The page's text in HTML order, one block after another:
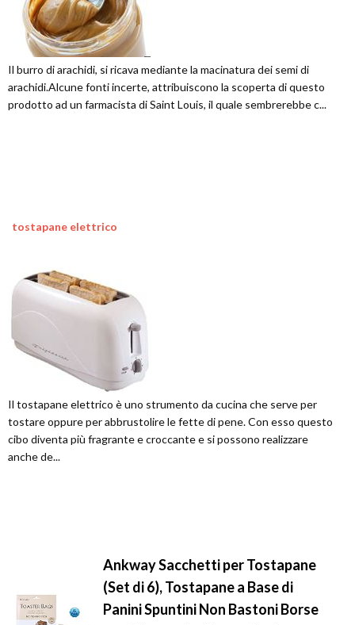
Il burro di arachidi, si ricava mediante la macinatura dei semi di
arachidi.Alcune fonti incerte, attribuiscono la scoperta di questo
prodotto ad un farmacista di Saint Louis, il quale sembrerebbe c...
tostapane elettrico
Il tostapane elettrico è uno strumento da cucina che serve per
tostare oppure per abbrustolire le fette di pene. Con esso questo
cibo diventa più fragrante e croccante e si possono realizzare
anche de...
Ankway Sacchetti per Tostapane
(Set di 6), Tostapane a Base di
Panini Spuntini Non Bastoni Borse